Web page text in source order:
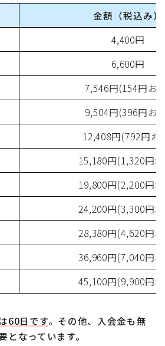
金額（税込み）
4,400円
6,600円
7,546円(154円お
9,504円(396円お
12,408円(792円お
15,180円(1,320円
19,800円(2,200円
24,200円(3,300円
28,380円(4,620円
36,960円(7,040円
45,100円(9,900円
60日です。その他、入会金も無
なっています。